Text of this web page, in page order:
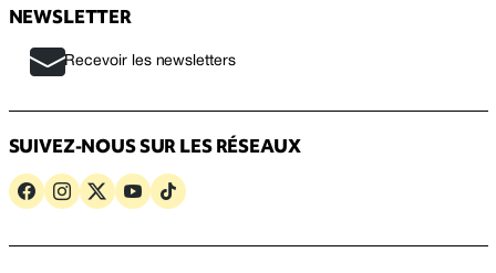
NEWSLETTER
Recevoir les newsletters
SUIVEZ-NOUS SUR LES RÉSEAUX